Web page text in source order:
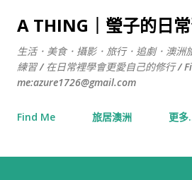
跳到主要內容
A THING｜瑩子的日
生活．美食．攝影．旅行．追劇．澳洲
練習 / 在日常裡學會更愛自己的修行 /
me:azure1726@gmail.com
Find Me 旅居澳洲 更